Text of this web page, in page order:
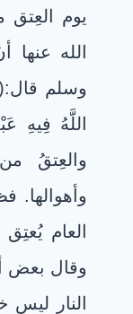
يوم
الله
وسلم
اللَّهُ فِيهِ
والعِتقُ
وأهوالها.
العام
وقال بعض
النار ليس